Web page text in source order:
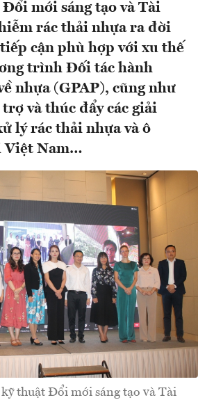
mới sáng tạo và Tài
rác thải nhựa ra đời
cận phù hợp với xu thế
trình Đối tác hành
nhựa (GPAP), cũng như
và thúc đẩy các giải
lý rác thải nhựa và ô
Việt Nam…
thuật Đổi mới sáng tạo và Tài